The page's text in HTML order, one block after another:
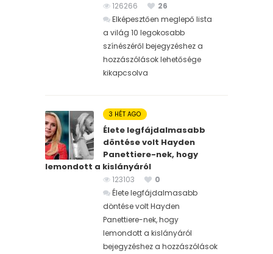
126266
26
Elképesztően meglepő lista
a világ 10 legokosabb
színészéről bejegyzéshez a
hozzászólások lehetősége
kikapcsolva
3 HÉT AGO
Élete legfájdalmasabb
döntése volt Hayden
Panettiere-nek, hogy
lemondott a kislányáról
123103
0
Élete legfájdalmasabb
döntése volt Hayden
Panettiere-nek, hogy
lemondott a kislányáról
bejegyzéshez a hozzászólások